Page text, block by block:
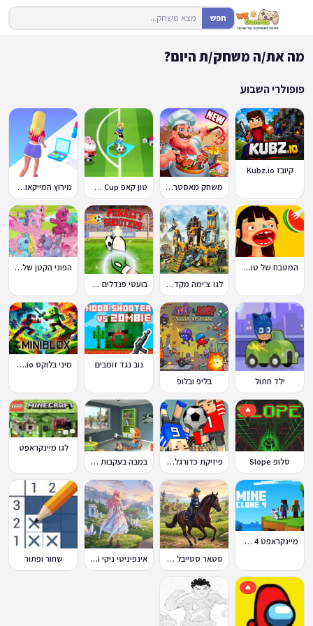
חפש
מה את/ה משחק/ת היום?
פופולרי השבוע
קיובז Kubz.io
משחק מאסטר שף
טון קאפ Toon Cup מירוץ המייקאובר Makeover Run
המטבח של טוקה בוקה
לגו צ'ימה מקדש האריות
בועטי פנדלים Penalty Shooters
הפוני הקטן שלי: מסיבה בכפר
ילד חתול בליפ ובלופ
נוב נגד זומבים מיני בלוקס Miniblox.io
🔥
סלופ Slope פיזיקת כדורגל Soccer Physics במבה בעקבות החטיף החטוף 1
לגו מיינקראפט
מיינקראפט 4 קלון
סטאר סטייבל Star Stable Online
אינפיניטי ניקי Infinity Nikki שחור ופתור
🔥